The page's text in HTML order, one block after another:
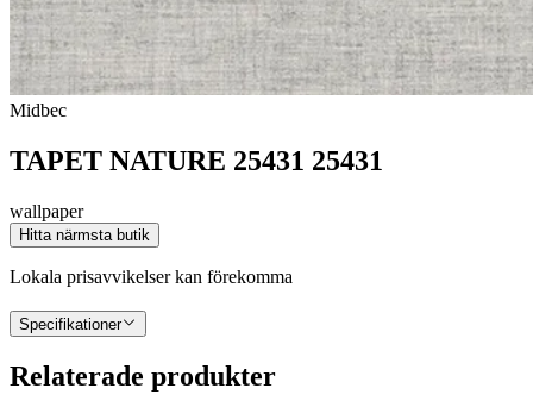
Midbec
TAPET NATURE 25431 25431
wallpaper
Hitta närmsta butik
Lokala prisavvikelser kan förekomma
Specifikationer
Relaterade produkter